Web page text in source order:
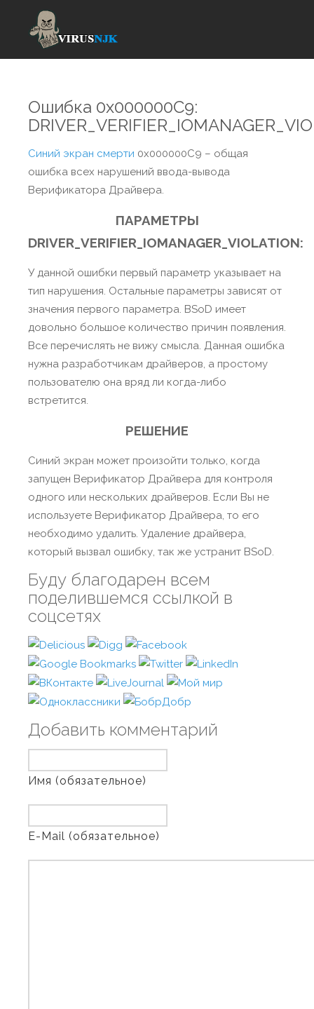
Ошибка 0x000000C9:
Синий экран смерти 0x000000C9 – общая
ошибка всех нарушений ввода-вывода
Верификатора Драйвера.
ПАРАМЕТРЫ
DRIVER_VERIFIER_IOMANAGER_VIOLATION:
У данной ошибки первый параметр указывает на
тип нарушения. Остальные параметры зависят от
значения первого параметра. BSoD имеет
довольно большое количество причин появления.
Все перечислять не вижу смысла. Данная ошибка
нужна разработчикам драйверов, а простому
пользователю она вряд ли когда-либо
встретится.
РЕШЕНИЕ
Синий экран может произойти только, когда
запущен Верификатор Драйвера для контроля
одного или нескольких драйверов. Если Вы не
используете Верификатор Драйвера, то его
необходимо удалить. Удаление драйвера,
который вызвал ошибку, так же устранит BSoD.
Буду благодарен всем
поделившемся ссылкой в
соцсетях
Добавить комментарий
Имя (обязательное)
E-Mail (обязательное)